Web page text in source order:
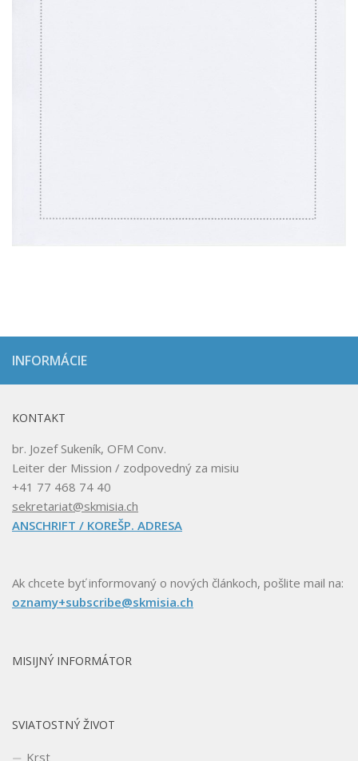
INFORMÁCIE
KONTAKT
br. Jozef Sukeník, OFM Conv.
Leiter der Mission / zodpovedný za misiu
+41 77 468 74 40
sekretariat@skmisia.ch
ANSCHRIFT / KOREŠP. ADRESA
Ak chcete byť informovaný o nových článkoch, pošlite mail na:
oznamy+subscribe@skmisia.ch
MISIJNÝ INFORMÁTOR
SVIATOSTNÝ ŽIVOT
Krst